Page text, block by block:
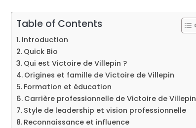
Table of Contents
Introduction
Quick Bio
Qui est Victoire de Villepin ?
Origines et famille de Victoire de Villepin
Formation et éducation
Carrière professionnelle de Victoire de Villepin
Style de leadership et vision professionnelle
Reconnaissance et influence